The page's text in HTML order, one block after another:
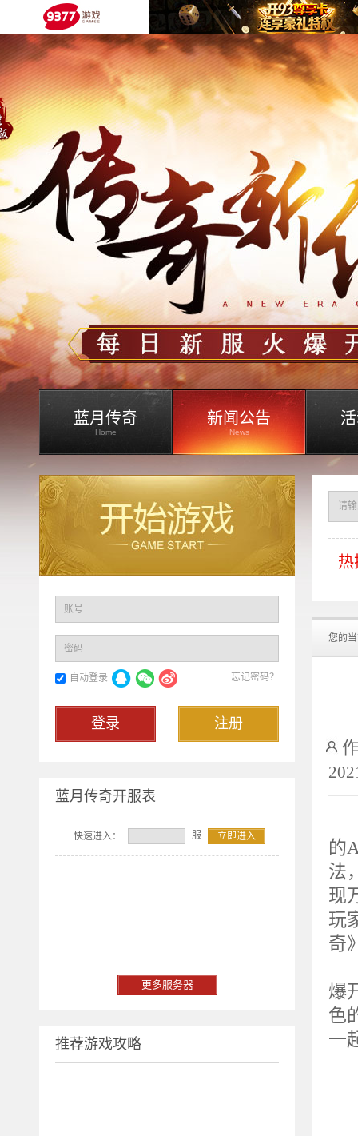
蓝月传奇
Home
新闻公告
News
热
您的
的
法
现
玩
奇
爆
色
一
账号
密码
忘记密码？
自动登录
注册
登录
蓝月传奇开服表
快速进入： 服 立即进入
更多服务器
推荐游戏攻略